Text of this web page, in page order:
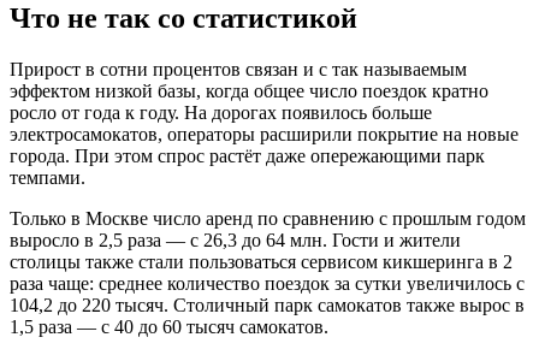
Что не так со статистикой
Прирост в сотни процентов связан и с так называемым
эффектом низкой базы, когда общее число поездок кратно
росло от года к году. На дорогах появилось больше
электросамокатов, операторы расширили покрытие на новые
города. При этом спрос растёт даже опережающими парк
темпами.
Только в Москве число аренд по сравнению с прошлым годом
выросло в 2,5 раза — с 26,3 до 64 млн. Гости и жители
столицы также стали пользоваться сервисом кикшеринга в 2
раза чаще: среднее количество поездок за сутки увеличилось с
104,2 до 220 тысяч. Столичный парк самокатов также вырос в
1,5 раза — с 40 до 60 тысяч самокатов.